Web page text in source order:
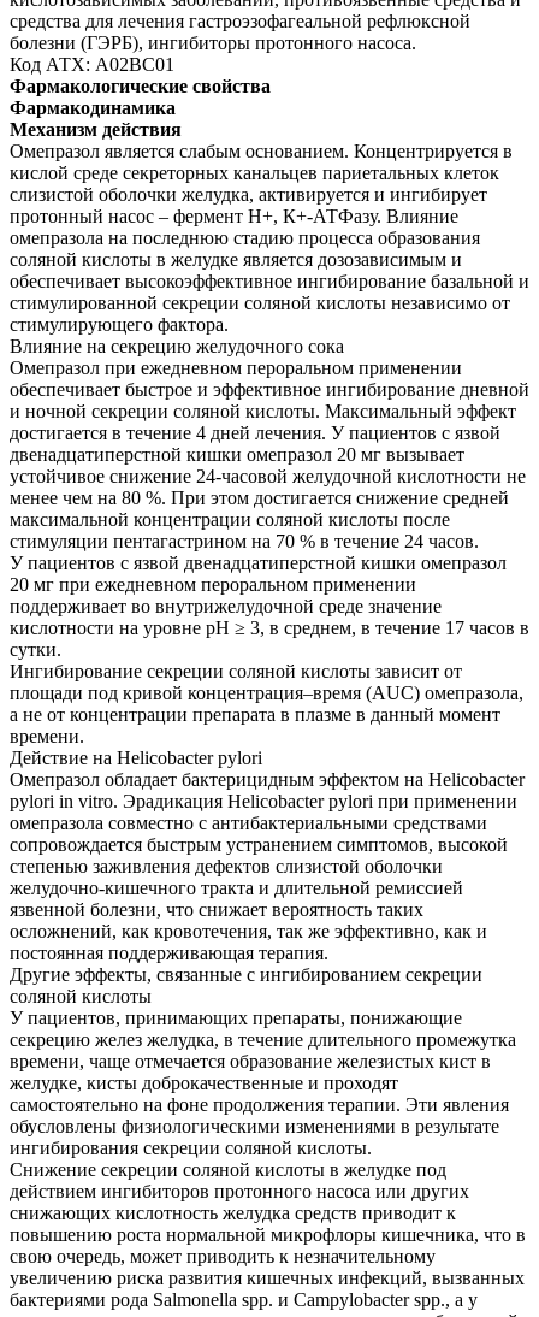
средства для лечения гастроэзофагеальной рефлюксной
болезни (ГЭРБ), ингибиторы протонного насоса.
Код АТХ: А02ВС01
Фармакологические свойства
Фармакодинамика
Механизм действия
Омепразол является слабым основанием. Концентрируется в
кислой среде секреторных канальцев париетальных клеток
слизистой оболочки желудка, активируется и ингибирует
протонный насос – фермент Н+, К+-АТФазу. Влияние
омепразола на последнюю стадию процесса образования
соляной кислоты в желудке является дозозависимым и
обеспечивает высокоэффективное ингибирование базальной и
стимулированной секреции соляной кислоты независимо от
стимулирующего фактора.
Влияние на секрецию желудочного сока
Омепразол при ежедневном пероральном применении
обеспечивает быстрое и эффективное ингибирование дневной
и ночной секреции соляной кислоты. Максимальный эффект
достигается в течение 4 дней лечения. У пациентов с язвой
двенадцатиперстной кишки омепразол 20 мг вызывает
устойчивое снижение 24-часовой желудочной кислотности не
менее чем на 80 %. При этом достигается снижение средней
максимальной концентрации соляной кислоты после
стимуляции пентагастрином на 70 % в течение 24 часов.
У пациентов с язвой двенадцатиперстной кишки омепразол
20 мг при ежедневном пероральном применении
поддерживает во внутрижелудочной среде значение
кислотности на уровне рН ≥ 3, в среднем, в течение 17 часов в
сутки.
Ингибирование секреции соляной кислоты зависит от
площади под кривой концентрация–время (AUC) омепразола,
а не от концентрации препарата в плазме в данный момент
времени.
Действие на Helicobacter pylori
Омепразол обладает бактерицидным эффектом на Helicobacter
pylori in vitro. Эрадикация Helicobacter pylori при применении
омепразола совместно с антибактериальными средствами
сопровождается быстрым устранением симптомов, высокой
степенью заживления дефектов слизистой оболочки
желудочно-кишечного тракта и длительной ремиссией
язвенной болезни, что снижает вероятность таких
осложнений, как кровотечения, так же эффективно, как и
постоянная поддерживающая терапия.
Другие эффекты, связанные с ингибированием секреции
соляной кислоты
У пациентов, принимающих препараты, понижающие
секрецию желез желудка, в течение длительного промежутка
времени, чаще отмечается образование железистых кист в
желудке, кисты доброкачественные и проходят
самостоятельно на фоне продолжения терапии. Эти явления
обусловлены физиологическими изменениями в результате
ингибирования секреции соляной кислоты.
Снижение секреции соляной кислоты в желудке под
действием ингибиторов протонного насоса или других
снижающих кислотность желудка средств приводит к
повышению роста нормальной микрофлоры кишечника, что в
свою очередь, может приводить к незначительному
увеличению риска развития кишечных инфекций, вызванных
бактериями рода Salmonella spp. и Campylobacter spp., а у